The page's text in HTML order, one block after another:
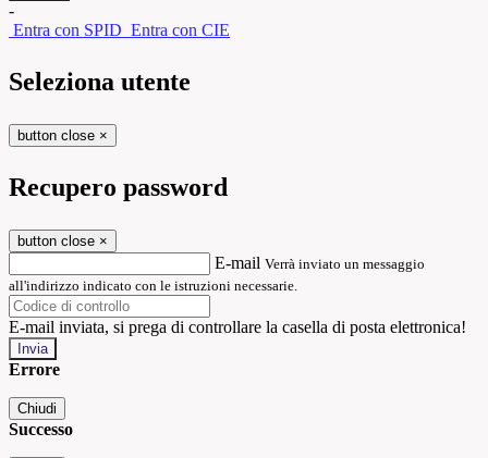
-
Entra con SPID Entra con CIE
Seleziona utente
button close ×
Recupero password
button close ×
E-mail Verrà inviato un messaggio
all'indirizzo indicato con le istruzioni necessarie.
E-mail inviata, si prega di controllare la casella di posta elettronica!
Errore
Chiudi
Successo